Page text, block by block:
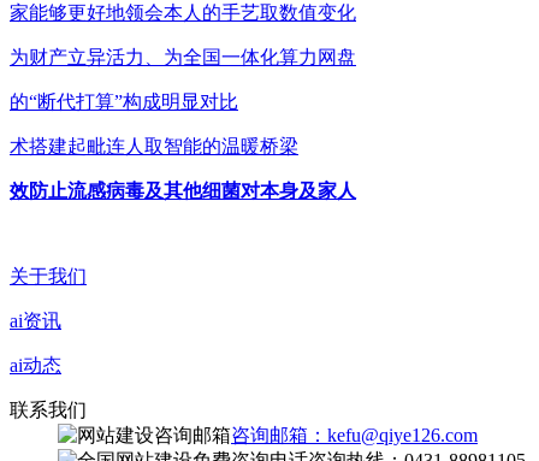
家能够更好地领会本人的手艺取数值变化
为财产立异活力、为全国一体化算力网盘
的“断代打算”构成明显对比
术搭建起毗连人取智能的温暖桥梁
效防止流感病毒及其他细菌对本身及家人
关于我们
ai资讯
ai动态
联系我们
咨询邮箱：kefu@qiye126.com